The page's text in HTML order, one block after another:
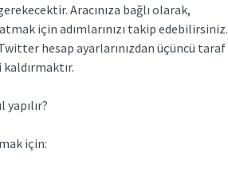
Aracınıza bağlı olarak,
için adımlarınızı takip edebilirsiniz.
hesap ayarlarınızdan üçüncü taraf
için: